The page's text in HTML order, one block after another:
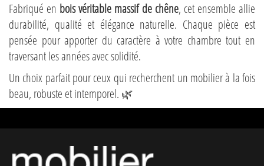
Fabriqué en bois véritable massif de chêne, cet ensemble allie
durabilité, qualité et élégance naturelle. Chaque pièce est
pensée pour apporter du caractère à votre chambre tout en
traversant les années avec solidité.
Un choix parfait pour ceux qui recherchent un mobilier à la fois
beau, robuste et intemporel. 🌿